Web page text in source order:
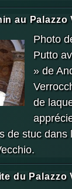
au Palazzo
Photo
Putto
» de
de
de stuc dans
du Palazzo